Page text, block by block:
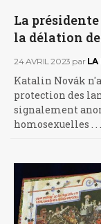
La
la délation
24 AVRIL 2023 par LA
Katalin Novák
protection des
signalement
homosexuelles . .